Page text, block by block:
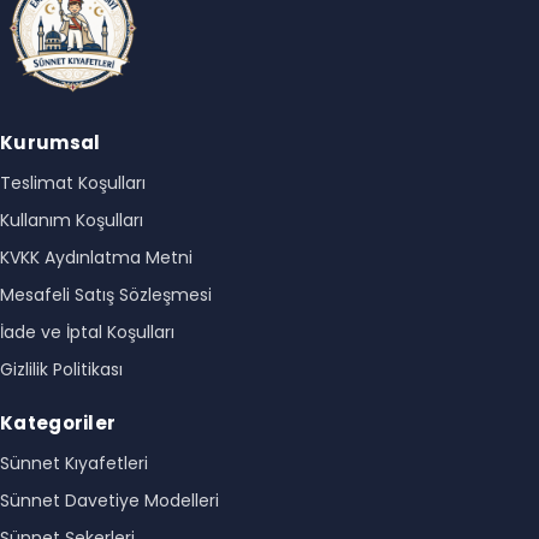
Kurumsal
Teslimat Koşulları
Kullanım Koşulları
KVKK Aydınlatma Metni
Mesafeli Satış Sözleşmesi
İade ve İptal Koşulları
Gizlilik Politikası
Kategoriler
Sünnet Kıyafetleri
Sünnet Davetiye Modelleri